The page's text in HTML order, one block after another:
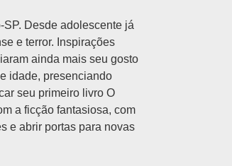
Desde adolescente já
e terror. Inspirações
ainda mais seu gosto
idade, presenciando
seu primeiro livro O
a ficção fantasiosa, com
e abrir portas para novas